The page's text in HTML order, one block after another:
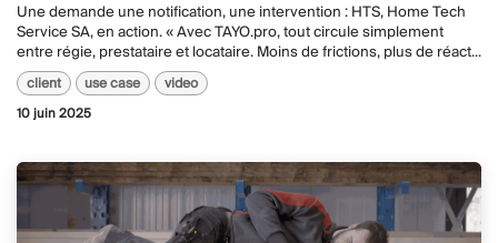
Une demande une notification, une intervention : HTS, Home Tech
Service SA, en action. « Avec TAYO.pro, tout circule simplement
entre régie, prestataire et locataire. Moins de frictions, plus de réact...
client use case video
10 juin 2025